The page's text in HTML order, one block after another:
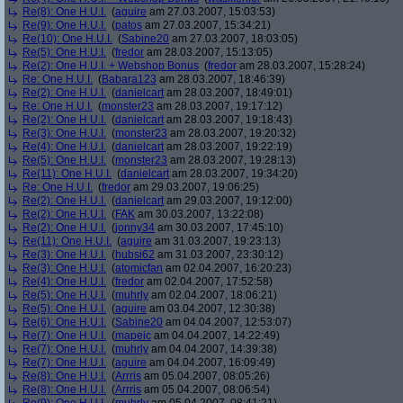
Re(8): One H.U.I. (aguire am 27.03.2007, 15:03:53)
Re(9): One H.U.I. (patos am 27.03.2007, 15:34:21)
Re(10): One H.U.I. (Sabine20 am 27.03.2007, 18:03:05)
Re(5): One H.U.I. (fredor am 28.03.2007, 15:13:05)
Re(2): One H.U.I. + Webshop Bonus (fredor am 28.03.2007, 15:28:24)
Re: One H.U.I. (Babara123 am 28.03.2007, 18:46:39)
Re(2): One H.U.I. (danielcart am 28.03.2007, 18:49:01)
Re: One H.U.I. (monster23 am 28.03.2007, 19:17:12)
Re(2): One H.U.I. (danielcart am 28.03.2007, 19:18:43)
Re(3): One H.U.I. (monster23 am 28.03.2007, 19:20:32)
Re(4): One H.U.I. (danielcart am 28.03.2007, 19:22:19)
Re(5): One H.U.I. (monster23 am 28.03.2007, 19:28:13)
Re(11): One H.U.I. (danielcart am 28.03.2007, 19:34:20)
Re: One H.U.I. (fredor am 29.03.2007, 19:06:25)
Re(2): One H.U.I. (danielcart am 29.03.2007, 19:12:00)
Re(2): One H.U.I. (FAK am 30.03.2007, 13:22:08)
Re(2): One H.U.I. (jonny34 am 30.03.2007, 17:45:10)
Re(11): One H.U.I. (aguire am 31.03.2007, 19:23:13)
Re(3): One H.U.I. (hubsi62 am 31.03.2007, 23:30:12)
Re(3): One H.U.I. (atomicfan am 02.04.2007, 16:20:23)
Re(4): One H.U.I. (fredor am 02.04.2007, 17:52:58)
Re(5): One H.U.I. (muhrly am 02.04.2007, 18:06:21)
Re(5): One H.U.I. (aguire am 03.04.2007, 12:30:38)
Re(6): One H.U.I. (Sabine20 am 04.04.2007, 12:53:07)
Re(7): One H.U.I. (mapeic am 04.04.2007, 14:22:49)
Re(7): One H.U.I. (muhrly am 04.04.2007, 14:39:38)
Re(7): One H.U.I. (aguire am 04.04.2007, 16:09:49)
Re(8): One H.U.I. (Arrris am 05.04.2007, 08:05:26)
Re(8): One H.U.I. (Arrris am 05.04.2007, 08:06:54)